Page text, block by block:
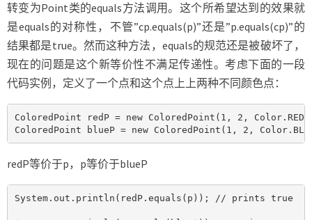
转变为Point类的equals方法调用。这个所希望达到的效果就
是equals的对称性，不管”cp.equals(p)”还是”p.equals(cp)”的
结果都是true。然而这种方法，equals的规范还是被破坏了，
现在的问题是这个新等价性不满足传递性。考虑下面的一段
代码实例，定义了一个点和这个点上上两种不同颜色点：
ColoredPoint redP = new ColoredPoint(1, 2,
ColoredPoint blueP = new ColoredPoint(1, 2,
redP等价于p，p等价于blueP
System.out.println(redP.equals(p)); // prints true